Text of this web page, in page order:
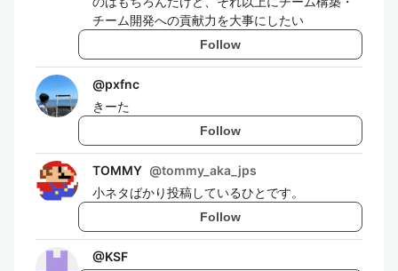
チーム開発への貢献力を大事にしたい
Follow
@pxfnc
きーた
Follow
TOMMY @tommy_aka_jps
小ネタばかり投稿しているひとです。
Follow
@KSF